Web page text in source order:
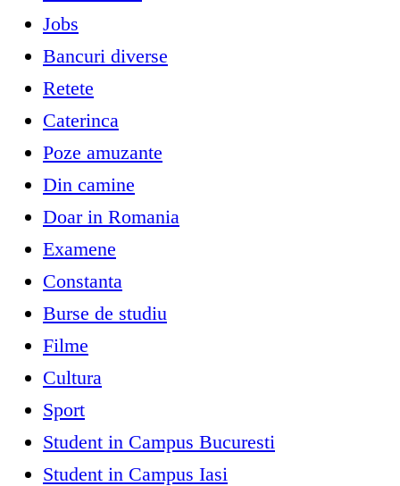
Jobs
Bancuri diverse
Retete
Caterinca
Poze amuzante
Din camine
Doar in Romania
Examene
Constanta
Burse de studiu
Filme
Cultura
Sport
Student in Campus Bucuresti
Student in Campus Iasi